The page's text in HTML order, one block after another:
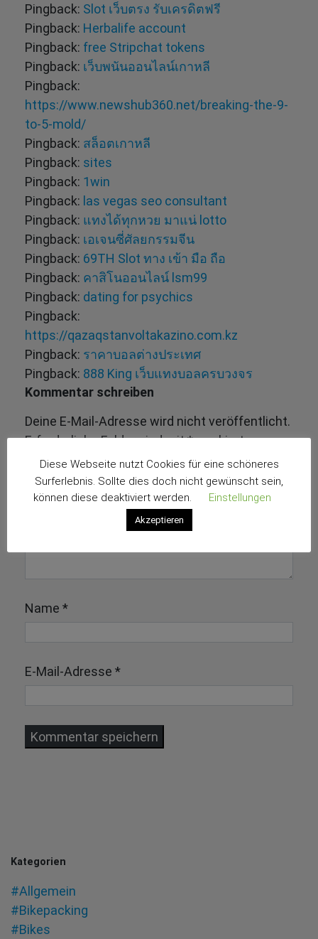
Pingback: Slot เว็บตรง รับเครดิตฟรี
Pingback: Herbalife account
Pingback: free Stripchat tokens
Pingback: เว็บพนันออนไลน์เกาหลี
Pingback:
https://www.newshub360.net/breaking-the-9-
to-5-mold/
Pingback: สล็อตเกาหลี
Pingback: sites
Pingback: 1win
Pingback: las vegas seo consultant
Pingback: แทงได้ทุกหวย มาแน่ lotto
Pingback: เอเจนซี่ศัลยกรรมจีน
Pingback: 69TH Slot ทาง เข้า มือ ถือ
Pingback: คาสิโนออนไลน์ lsm99
Pingback: dating for psychics
Pingback:
https://qazaqstanvoltakazino.com.kz
Pingback: ราคาบอลต่างประเทศ
Pingback: 888 King เว็บแทงบอลครบวงจร
Kommentar schreiben
Deine E-Mail-Adresse wird nicht veröffentlicht.
Erforderliche Felder sind mit*markiert
Name *
E-Mail-Adresse *
Kategorien
#Allgemein
#Bikepacking
#Bikes
Diese Webseite nutzt Cookies für eine schöneres
Surferlebnis. Sollte dies doch nicht gewünscht sein,
können diese deaktiviert werden.
Einstellungen
Akzeptieren